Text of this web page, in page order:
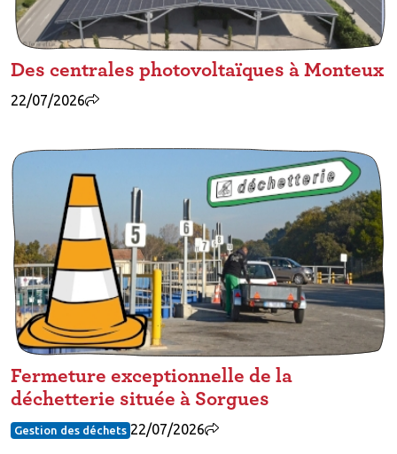
Des centrales photovoltaïques à Monteux
22/07/2026
Fermeture exceptionnelle de la
déchetterie située à Sorgues
Gestion des déchets 22/07/2026